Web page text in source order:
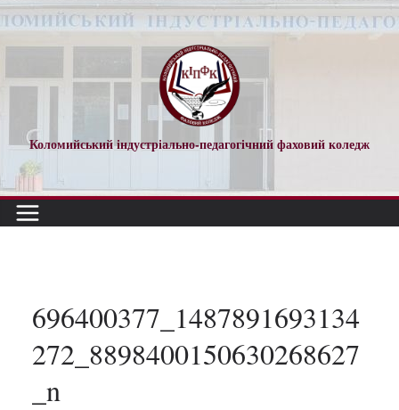
Перейти
до
Коломийський індустріально-педагогічний фаховий коледж
696400377_1487891693134
272_8898400150630268627
_n